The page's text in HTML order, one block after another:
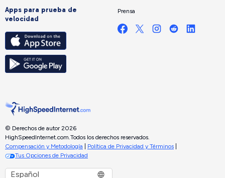
Apps para prueba de
velocidad
Prensa
© Derechos de autor 2026
HighSpeedInternet.com. Todos los derechos reservados.
Compensación y Metodología
Política de Privacidad y Términos
Tus Opciones de Privacidad